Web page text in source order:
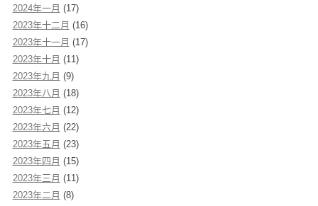
2024年一月 (17)
2023年十二月 (16)
2023年十一月 (17)
2023年十月 (11)
2023年九月 (9)
2023年八月 (18)
2023年七月 (12)
2023年六月 (22)
2023年五月 (23)
2023年四月 (15)
2023年三月 (11)
2023年二月 (8)